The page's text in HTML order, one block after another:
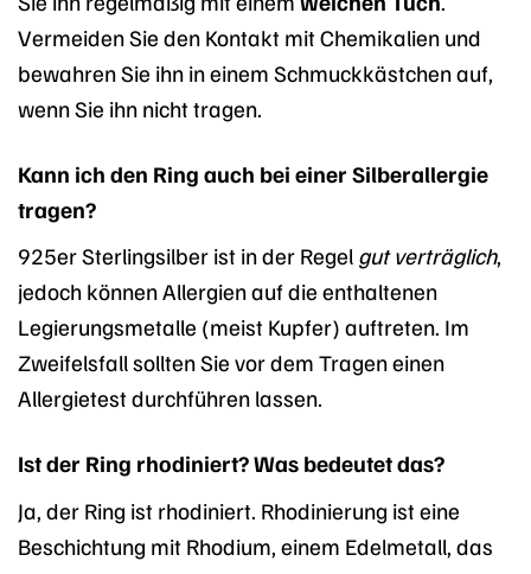
Vermeiden Sie den Kontakt mit Chemikalien und
bewahren Sie ihn in einem Schmuckkästchen auf,
wenn Sie ihn nicht tragen.
Kann ich den Ring auch bei einer Silberallergie
tragen?
925er Sterlingsilber ist in der Regel gut verträglich,
jedoch können Allergien auf die enthaltenen
Legierungsmetalle (meist Kupfer) auftreten. Im
Zweifelsfall sollten Sie vor dem Tragen einen
Allergietest durchführen lassen.
Ist der Ring rhodiniert? Was bedeutet das?
Ja, der Ring ist rhodiniert. Rhodinierung ist eine
Beschichtung mit Rhodium, einem Edelmetall, das